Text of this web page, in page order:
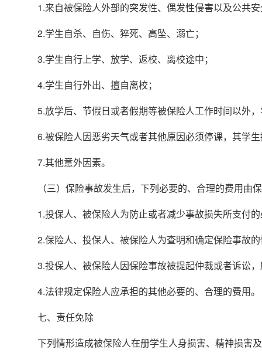
1.来自被保险人外部的突发性、偶发性侵害以及公共
2.学生自杀、自伤、猝死、高坠、溺亡；
3.学生自行上学、放学、返校、离校途中；
4.学生自行外出、擅自离校；
5.放学后、节假日或者假期等被保险人工作时间以外
6.被保险人因恶劣天气或者其他原因必须停课，其学
7.其他意外因素。
（三）保险事故发生后，下列必要的、合理的费用由
1.投保人、被保险人为防止或者减少事故损失所支付
2.保险人、投保人、被保险人为查明和确定保险事故
3.投保人、被保险人因保险事故被提起仲裁或者诉讼
4.法律规定保险人应承担的其他必要的、合理的费用。
七、责任免除
下列情形造成被保险人在册学生人身损害、精神损害